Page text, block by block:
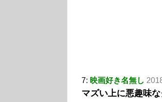
7: 映画好き名無し
マズい上に悪趣味